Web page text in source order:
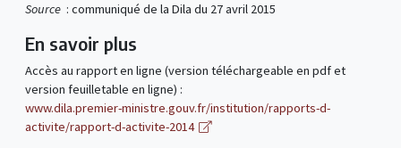
Source : communiqué de la Dila du 27 avril 2015
En savoir plus
Accès au rapport en ligne (version téléchargeable en pdf et
version feuilletable en ligne) :
www.dila.premier-ministre.gouv.fr/institution/rapports-d-
activite/rapport-d-activite-2014